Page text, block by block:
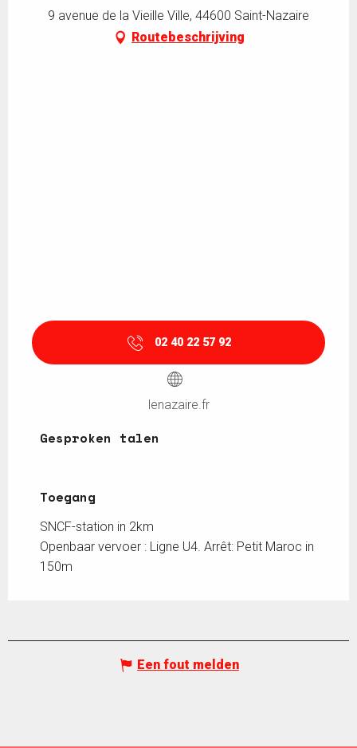
9 avenue de la Vieille Ville, 44600 Saint-Nazaire
Routebeschrijving
02 40 22 57 92
lenazaire.fr
Gesproken talen
Gesproken talen
Toegang
Toegang
SNCF-station in 2km
Openbaar vervoer : Ligne U4. Arrêt: Petit Maroc in
150m
Een fout melden